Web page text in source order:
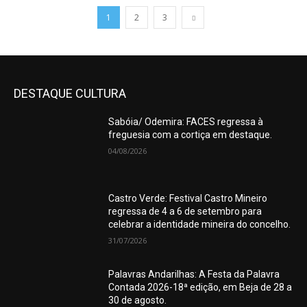
1 2 3
DESTAQUE CULTURA
Sabóia/ Odemira: FACES regressa à
freguesia com a cortiça em destaque.
04/08/2026
Castro Verde: Festival Castro Mineiro
regressa de 4 a 6 de setembro para
celebrar a identidade mineira do concelho.
31/07/2026
Palavras Andarilhas: A Festa da Palavra
Contada 2026-18ª edição, em Beja de 28 a
30 de agosto.